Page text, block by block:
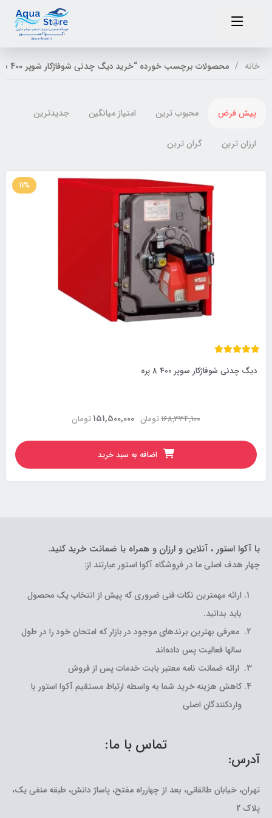
خانه محصولات برچسب خورده “خرید دیگ چدنی شوفاژکار شوپر 400 8پره”
پیش فرض محبوب ترین امتیاز میانگین جدیدترین
ارزان ترین گران ترین
11%
دیگ چدنی شوفاژکار سوپر 400 8 پره
تومان168,334,100 تومان151,500,000
اضافه به سبد خرید
با آکوا استور ، آنلاین و ارزان و همراه با ضمانت خرید کنید.
چهار هدف اصلی ما در فروشگاه آکوا استور عبارتند از:
ارائه مهمترین نکات فنی ضروری که پیش از انتخاب یک محصول
باید بدانید.
معرفی بهترین برندهای موجود در بازار که امتحان خود را در طول
سالها فعالیت پس داده‌اند
ارائه ضمانت نامه معتبر بابت خدمات پس از فروش
کاهش هزینه خرید شما به واسطه ارتباط مستقیم آکوا استور با
واردکنندگان اصلی
تماس با ما:
آدرس:
تهران، خیابان طالقانی، بعد از چهارراه مفتح، پاساژ دانش، طبقه منفی یک،
پلاک 2